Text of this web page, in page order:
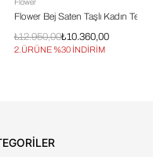
Bej Saten Taşlı Kadın Terlik
₺10.360,00
%30 İNDİRİM